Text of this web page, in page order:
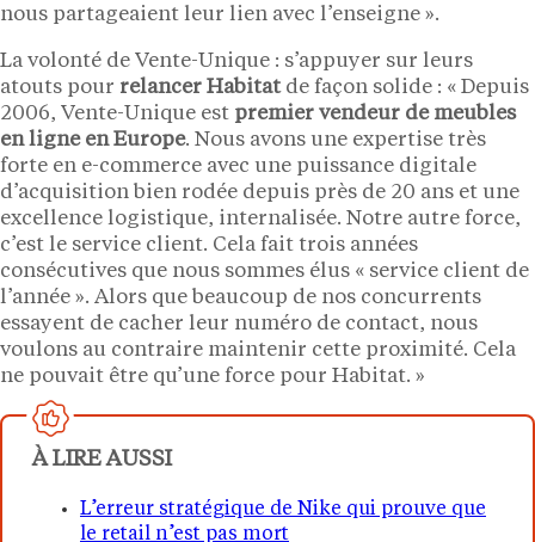
nous partageaient leur lien avec l’enseigne ».
La volonté de Vente-Unique : s’appuyer sur leurs
atouts pour relancer Habitatde façon solide : « Depuis
2006, Vente-Unique est premier vendeur de meubles
en ligne en Europe. Nous avons une expertise très
forte en e-commerce avec une puissance digitale
d’acquisition bien rodée depuis près de 20 ans et une
excellence logistique, internalisée. Notre autre force,
c’est le service client. Cela fait trois années
consécutives que nous sommes élus « service client de
l’année ». Alors que beaucoup de nos concurrents
essayent de cacher leur numéro de contact, nous
voulons au contraire maintenir cette proximité. Cela
ne pouvait être qu’une force pour Habitat. »
À LIRE AUSSI
L’erreur stratégique de Nike qui prouve que
le retail n’est pas mort